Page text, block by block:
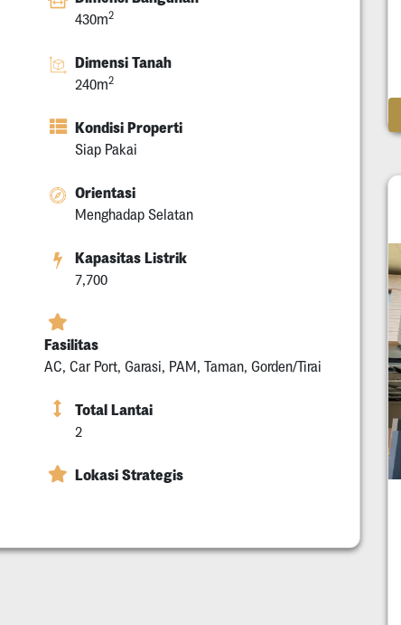
430m2
Dimensi Tanah
240m2
Kondisi Properti
Siap Pakai
Orientasi
Menghadap Selatan
Kapasitas Listrik
7,700
Fasilitas
AC, Car Port, Garasi, PAM, Taman, Gorden/Tirai
Total Lantai
2
Lokasi Strategis